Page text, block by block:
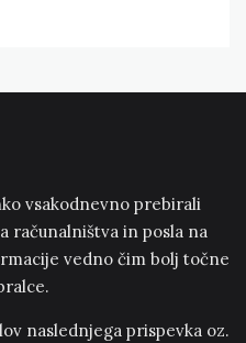
vsakodnevno prebirali
računalništva in posla na
vedno čim bolj točne
naslednjega prispevka oz.